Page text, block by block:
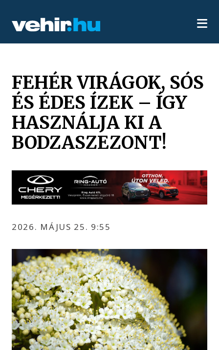
FEHÉR VIRÁGOK, SÓS
ÉS ÉDES ÍZEK – ÍGY
HASZNÁLJA KI A
BODZASZEZONT!
2026. MÁJUS 25. 9:55